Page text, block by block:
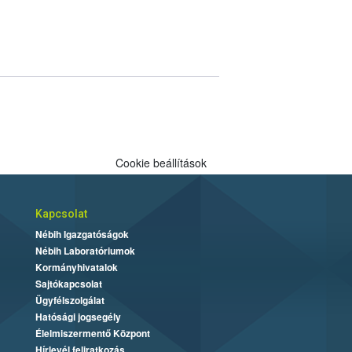
Cookie beállítások
Kapcsolat
Nébih Igazgatóságok
Nébih Laboratóriumok
Kormányhivatalok
Sajtókapcsolat
Ügyfélszolgálat
Hatósági jogsegély
Élelmiszermentő Központ